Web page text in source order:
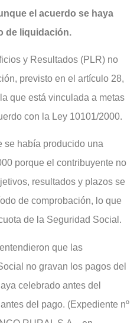
el acuerdo se haya
de liquidación.
y Resultados (PLR) no
previsto en el artículo 28,
que está vinculada a metas
con la Ley 10101/2000.
se había producido una
porque el contribuyente no
resultados y plazos se
de comprobación, lo que
de la Seguridad Social.
que las
no gravan los pagos del
celebrado antes del
del pago. (Expediente nº